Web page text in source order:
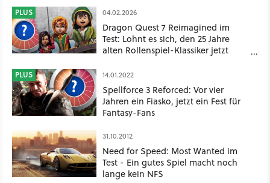
PLUS 04.02.2026
Dragon Quest 7 Reimagined im
Test: Lohnt es sich, den 25 Jahre
alten Rollenspiel-Klassiker jetzt
PLUS 14.01.2022
Spellforce 3 Reforced: Vor vier
Jahren ein Fiasko, jetzt ein Fest für
Fantasy-Fans
31.10.2012
Need for Speed: Most Wanted im
Test - Ein gutes Spiel macht noch
lange kein NFS